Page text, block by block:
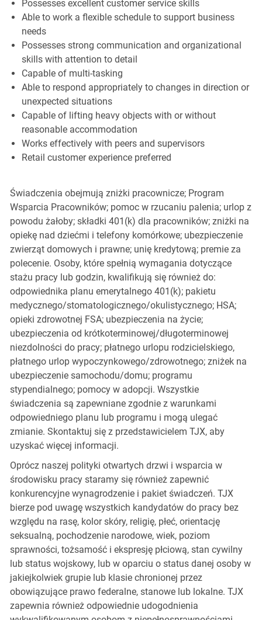
Possesses excellent customer service skills
Able to work a flexible schedule to support business
needs
Possesses strong communication and organizational
skills with attention to detail
Capable of multi-tasking
Able to respond appropriately to changes in direction or
unexpected situations
Capable of lifting heavy objects with or without
reasonable accommodation
Works effectively with peers and supervisors
Retail customer experience preferred
Świadczenia obejmują zniżki pracownicze; Program
Wsparcia Pracowników; pomoc w rzucaniu palenia; urlop z
powodu żałoby; składki 401(k) dla pracowników; zniżki na
opiekę nad dziećmi i telefony komórkowe; ubezpieczenie
zwierząt domowych i prawne; unię kredytową; premie za
polecenie. Osoby, które spełnią wymagania dotyczące
stażu pracy lub godzin, kwalifikują się również do:
odpowiednika planu emerytalnego 401(k); pakietu
medycznego/stomatologicznego/okulistycznego; HSA;
opieki zdrowotnej FSA; ubezpieczenia na życie;
ubezpieczenia od krótkoterminowej/długoterminowej
niezdolności do pracy; płatnego urlopu rodzicielskiego,
płatnego urlop wypoczynkowego/zdrowotnego; zniżek na
ubezpieczenie samochodu/domu; programu
stypendialnego; pomocy w adopcji. Wszystkie
świadczenia są zapewniane zgodnie z warunkami
odpowiedniego planu lub programu i mogą ulegać
zmianie. Skontaktuj się z przedstawicielem TJX, aby
uzyskać więcej informacji.
Oprócz naszej polityki otwartych drzwi i wsparcia w
środowisku pracy staramy się również zapewnić
konkurencyjne wynagrodzenie i pakiet świadczeń. TJX
bierze pod uwagę wszystkich kandydatów do pracy bez
względu na rasę, kolor skóry, religię, płeć, orientację
seksualną, pochodzenie narodowe, wiek, poziom
sprawności, tożsamość i ekspresję płciową, stan cywilny
lub status wojskowy, lub w oparciu o status danej osoby w
jakiejkolwiek grupie lub klasie chronionej przez
obowiązujące prawo federalne, stanowe lub lokalne. TJX
zapewnia również odpowiednie udogodnienia